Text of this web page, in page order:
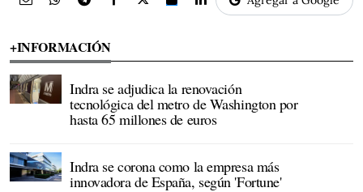
+INFORMACIÓN
Indra se adjudica la renovación
tecnológica del metro de Washington por
hasta 65 millones de euros
Indra se corona como la empresa más
innovadora de España, según 'Fortune'